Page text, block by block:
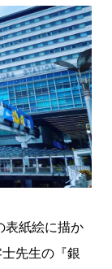
表紙絵に描か
先生の『銀